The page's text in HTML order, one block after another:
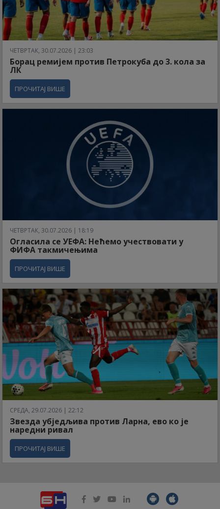
ЧЕТВРТАК, 30.07.2026 | 23:03
Борац ремијем против Петрокуба до 3. кола за
ЛК
ПРОЧИТАЈ ВИШЕ
ЧЕТВРТАК, 30.07.2026 | 18:19
Огласила се УЕФА: Нећемо учествовати у
ФИФА такмичењима
ПРОЧИТАЈ ВИШЕ
СРЕДА, 29.07.2026 | 22:12
Звезда убједљива против Ларна, ево ко је
наредни ривал
ПРОЧИТАЈ ВИШЕ